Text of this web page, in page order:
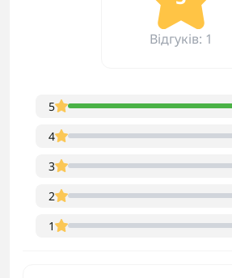
Відгуків: 1
5
4
3
2
1